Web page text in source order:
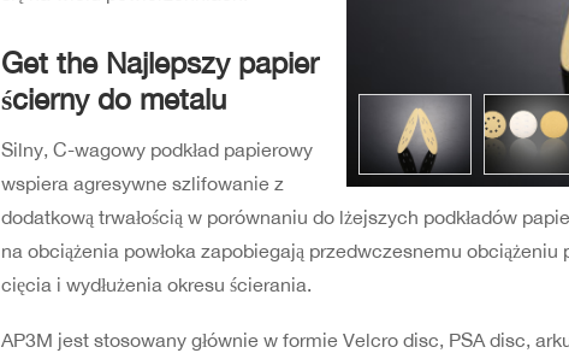
Get the Najlepszy papier
ścierny do metalu
Silny, C-wagowy podkład papierowy
wspiera agresywne szlifowanie z
dodatkową trwałością w porównaniu do lżejszych podkładów
na obciążenia powłoka zapobiegają przedwczesnemu
cięcia i wydłużenia okresu ścierania.
AP3M jest stosowany głównie w formie Velcro disc, PSA disc,